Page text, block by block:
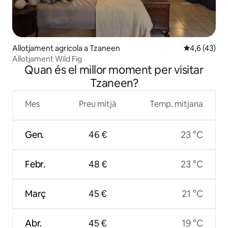
Allotjament agrícola a Tzaneen 4,6 de
4,6 (43)
Allotjament Wild Fig
Quan és el millor moment per visitar
Tzaneen?
Mes
Gen.
Febr.
Març
Abr.
Preu mitjà
46 €
48 €
45 €
45 €
Temp. mitjana
23 °C
23 °C
21 °C
19 °C